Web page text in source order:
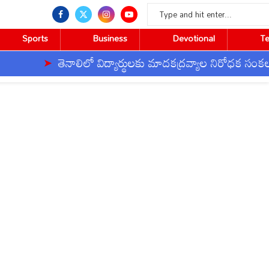
Sports Business Devotional
తెనాలిలో విద్యార్థులకు మాదకద్రవ్యాల నిరోధక సంకల్పం